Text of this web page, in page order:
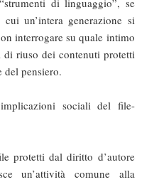
di linguaggio”, se
un’intera generazione si
interrogare su quale intimo
di riuso dei contenuti protetti
del pensiero.
sociali del file-
protetti dal diritto d’autore
un’attività comune alla